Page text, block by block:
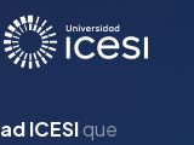
ICESIque